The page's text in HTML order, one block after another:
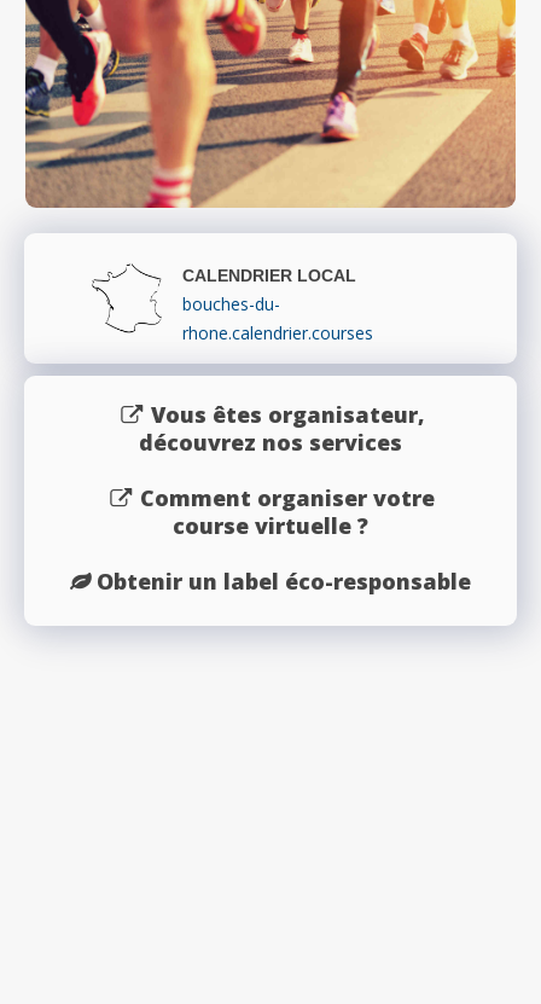
CALENDRIER LOCAL
bouches-du-
rhone.calendrier.courses
Vous êtes organisateur,
découvrez nos services
Comment organiser votre
course virtuelle ?
Obtenir un label éco-responsable